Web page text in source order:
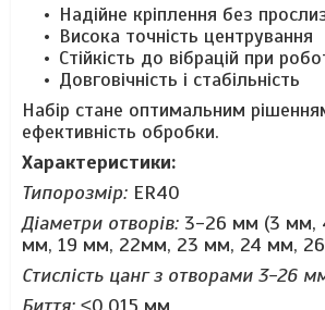
Надійне кріплення без
Висока точність центрування
Стійкість до вібрацій при
Довговічність і стабільність
Набір стане оптимальним
ефективність обробки.
Характеристики:
Типорозмір: ER40
Діаметри отворів: 3-26 мм (3 мм,
мм, 19 мм, 22мм, 23 мм, 24 мм,
Стислість цанг з отворами 3-26